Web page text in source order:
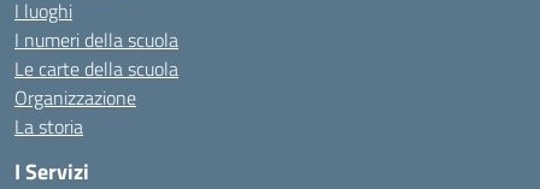
I luoghi
I numeri della scuola
Le carte della scuola
Organizzazione
La storia
I Servizi